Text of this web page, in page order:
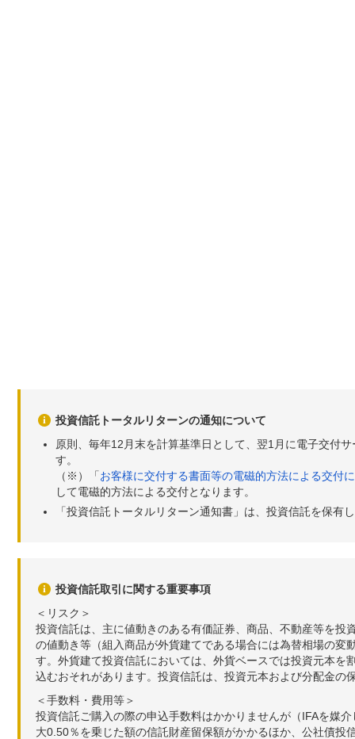
投資信託トータルリターンの通知について
原則、毎年12月末を計算基準日として、翌1月に電子交付
す。
（※）「お客様に交付する書面等の電磁的方法による交付
して電磁的方法による交付となります。
「投資信託トータルリターン通知書」は、投資信託を保有
投資信託取引に関する重要事項
＜リスク＞
投資信託は、主に値動きのある有価証券、商品、不動産等を
の値動き等（組入商品が外貨建てである場合には為替相場の
す。外貨建て投資信託においては、外貨ベースでは投資元本
込むおそれがあります。投資信託は、投資元本および分配金の
＜手数料・費用等＞
投資信託ご購入の際の申込手数料はかかりませんが（IFAを媒
大0.50％を乗じた額の信託財産留保額がかかるほか、公社債